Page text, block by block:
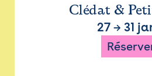
Clédat &
27 → 31